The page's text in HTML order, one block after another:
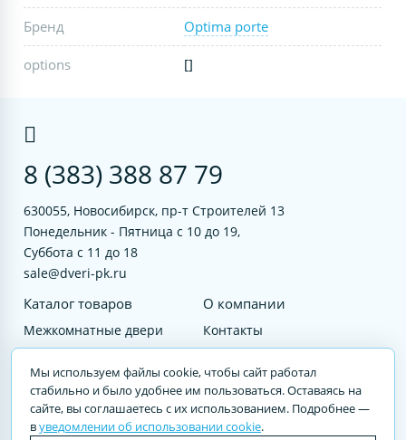
Бренд Optima porte
options []
8 (383) 388 87 79
630055, Новосибирск, пр-т Строителей 13
Понедельник - Пятница с 10 до 19,
Суббота с 11 до 18
sale@dveri-pk.ru
Каталог товаров
Межкомнатные двери
Входные двери
Услуги
О компании
Контакты
Мы используем файлы cookie, чтобы сайт работал
стабильно и было удобнее им пользоваться. Оставаясь на
сайте, вы соглашаетесь с их использованием. Подробнее —
вуведомлении об использовании cookie.